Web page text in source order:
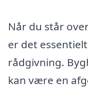
Når du står
er det
rådgivning.
kan være en